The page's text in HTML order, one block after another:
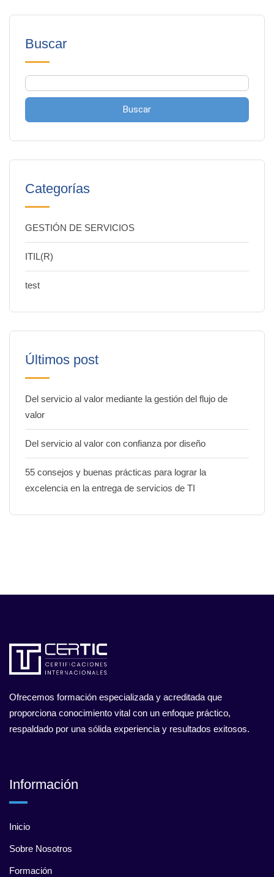
Buscar
Buscar
Categorías
GESTIÓN DE SERVICIOS
ITIL(R)
test
Últimos post
Del servicio al valor mediante la gestión del flujo de
valor
Del servicio al valor con confianza por diseño
55 consejos y buenas prácticas para lograr la
excelencia en la entrega de servicios de TI
Ofrecemos formación especializada y acreditada que
proporciona conocimiento vital con un enfoque práctico,
respaldado por una sólida experiencia y resultados exitosos.
Información
Inicio
Sobre Nosotros
Formación